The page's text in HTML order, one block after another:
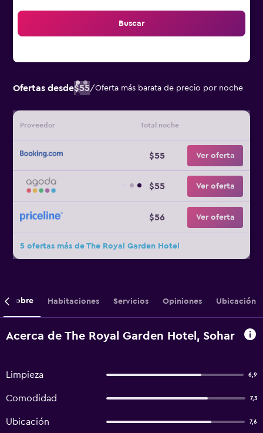
Buscar
Ofertas desde$55/Oferta más barata de precio por noche
Proveedor Total noche
$55 Ver oferta
$55 Ver oferta
$56 Ver oferta
5 ofertas más de The Royal Garden Hotel
Sobre Habitaciones Servicios Opiniones Ubicación
Acerca de The Royal Garden Hotel, Sohar
Limpieza 6,9
Comodidad 7,3
Ubicación 7,6